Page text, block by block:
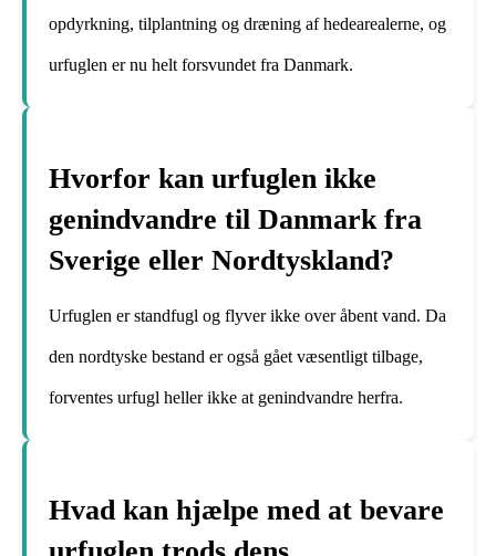
opdyrkning, tilplantning og dræning af hedearealerne, og
urfuglen er nu helt forsvundet fra Danmark.
Hvorfor kan urfuglen ikke
genindvandre til Danmark fra
Sverige eller Nordtyskland?
Urfuglen er standfugl og flyver ikke over åbent vand. Da
den nordtyske bestand er også gået væsentligt tilbage,
forventes urfugl heller ikke at genindvandre herfra.
Hvad kan hjælpe med at bevare